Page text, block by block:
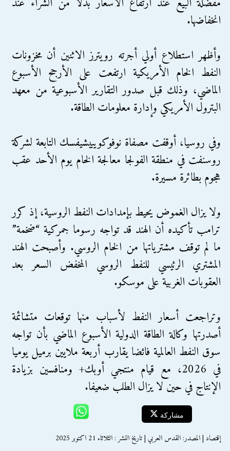
انخفاضها.
وأظهر استطلاع أولي أجرته رويترز الاثنين أن مخزونات
النفط الخام الأمريكية ارتفعت على الأرجح الأسبوع
الماضي، وذلك قبل صدور التقارير الأسبوعية من معهد
البترول الأمريكي وإدارة معلومات الطاقة.
وفي روسيا، أوقفت مصفاة نوفوكويبيشيفسك التابعة لشركة
روسنفت في منطقة الفولجا معالجة الخام يوم الأحد عقب
هجوم بطائرة مسيرة.
ولا يزال الغموض يحيط بإمدادات النفط الروسية، إذ كرر
ترامب تأكيده أن الهند قد تواجه رسوما جمركية “ضخمة”
ما لم توقف مشترياتها من الخام الروسي. وأصبحت الهند
المشتري الرئيسي للنفط الروسي المخفض السعر بعد
العقوبات الغربية على موسكو.
وتراجعت أسعار النفط لأسباب منها توقعات متشائمة
أصدرتها وكالة الطاقة الدولية الأسبوع الماضي بأن تواجه
سوق النفط العالمية فائضا يقارب أربعة ملايين برميل يوميا
في 2026، مع قيام منتجي أوبك+ ومنافسين بزيادة
الإنتاج في حين لا يزال الطلب ضعيفا.
مشاركة
إقتصاد | المصدر: القدس العربي | تاريخ النشر : الثلاثاء 21 اكتوبر 2025